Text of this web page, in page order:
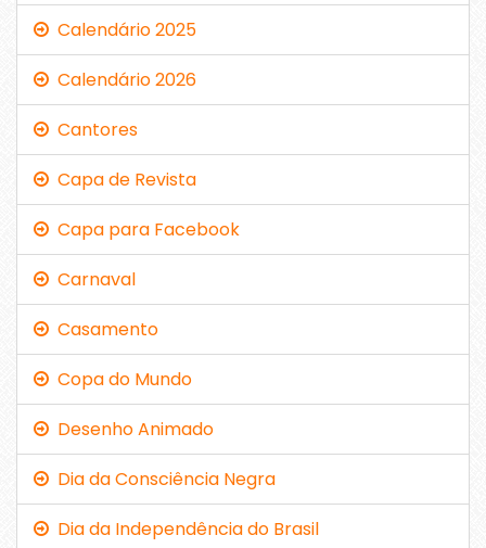
Calendário 2025
Calendário 2026
Cantores
Capa de Revista
Capa para Facebook
Carnaval
Casamento
Copa do Mundo
Desenho Animado
Dia da Consciência Negra
Dia da Independência do Brasil